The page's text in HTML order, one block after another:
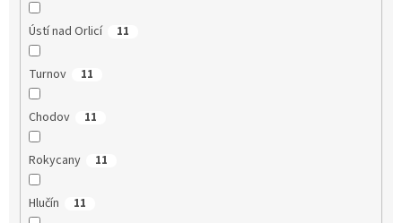
Ústí nad Orlicí 11
Turnov 11
Chodov 11
Rokycany 11
Hlučín 11